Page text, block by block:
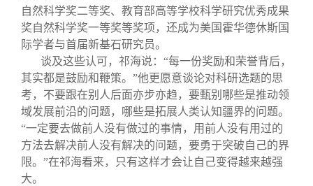
自然科学奖二等奖、教育部高等学校科学研究优秀成果
奖自然科学奖一等奖等奖项，还成为美国霍华德休斯国
际学者与首届新基石研究员。
谈及这些认可，祁海说：“每一份奖励和荣誉背后，
其实都是鼓励和鞭策。”他更愿意谈论对科研选题的思
考，不要跟在别人后面亦步亦趋，要甄别哪些是推动领
域发展前沿的问题，哪些是拓展人类认知疆界的问题。
“一定要去做前人没有做过的事情，用前人没有用过的
方法去解决前人没有解决的问题，要勇于突破自己的界
限。”在祁海看来，只有这样才会让自己变得越来越强
大。